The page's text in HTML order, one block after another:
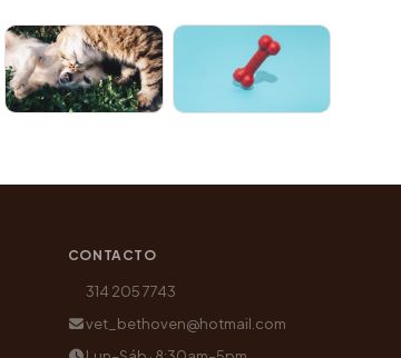
CONTACTO
314 205 7743
vet_bethoven@hotmail.com